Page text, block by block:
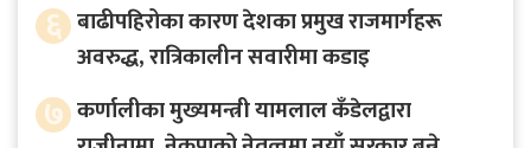
६ बाढीपहिरोका कारण देशका प्रमुख राजमार्गहरू
अवरुद्ध, रात्रिकालीन सवारीमा कडाइ
७ कर्णालीका मुख्यमन्त्री यामलाल कँडेलद्वारा